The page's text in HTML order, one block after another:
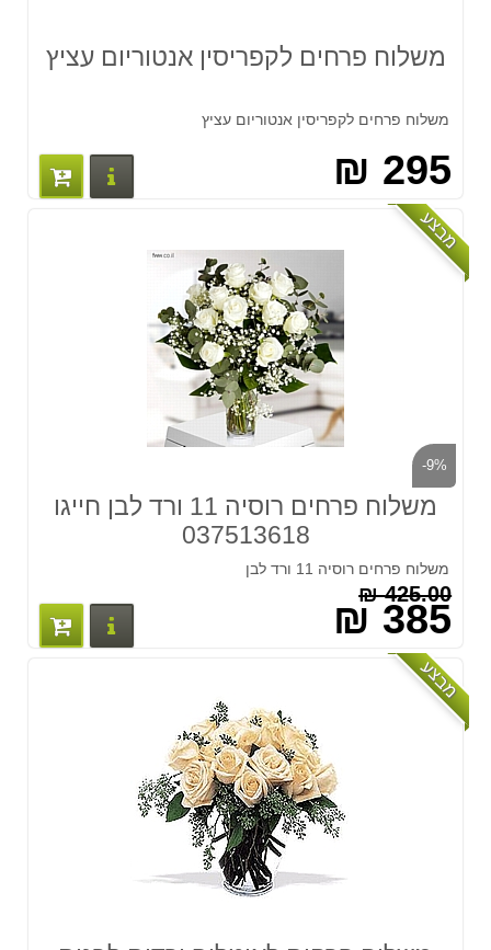
משלוח פרחים לקפריסין אנטוריום עציץ
משלוח פרחים לקפריסין אנטוריום עציץ
295 ₪ פרטים
מבצע
-9%
משלוח פרחים רוסיה 11 ורד לבן חייגו
037513618
משלוח פרחים רוסיה 11 ורד לבן
425.00 ₪
385 ₪ פרטים
מבצע